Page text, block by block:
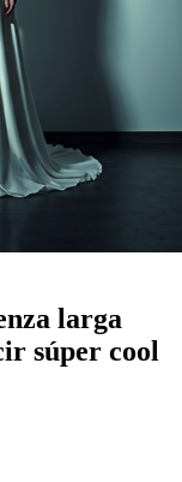
larga
súper cool